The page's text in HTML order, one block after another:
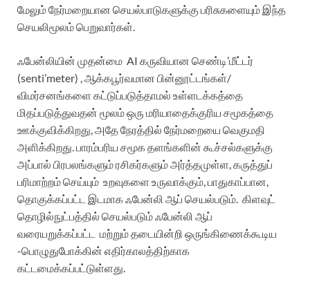
மேலும் நேர்மறையான செயல்பாடுகளுக்கு பரிசுகளையும் இந்த
செயலிமூலம் பெறுவார்கள்.
ஃபேன்லியின் முதன்மை AI கருவியான செண்டி’மீட்டர்
(senti’meter) , ஆக்கபூர்வமான பின்னூட்டங்கள்/
விமர்சனங்களை கட்டுப்படுத்தாமல் உள்ளடக்கத்தை
மிதப்படுத்துவதன் மூலம் ஒரு மரியாதைக்குரிய சமூகத்தை
ஊக்குவிக்கிறது, அதே நேரத்தில் நேர்மறையை வெகுமதி
அளிக்கிறது. பாரம்பரிய சமூக தளங்களின் கூச்சல்களுக்கு
அப்பால் பிரபலங்களும் ரசிகர்களும் அர்த்தமுள்ள, கருத்துப்
பரிமாற்றம் செய்யும் உறவுகளை உருவாக்கும், பாதுகாப்பான,
தொகுக்கப்பட்ட இடமாக ஃபேன்லி ஆப் செயல்படும். கிளவுட்
தொழில்நுட்பத்தில் செயல்படும் ஃபேன்லி ஆப்
வரையறுக்கப்பட்ட
மற்றும் தடையின்றி ஒருங்கிணைக்கூடிய
-பொழுதுபோக்கின் எதிர்காலத்திற்காக
கட்டமைக்கப்பட்டுள்ளது.